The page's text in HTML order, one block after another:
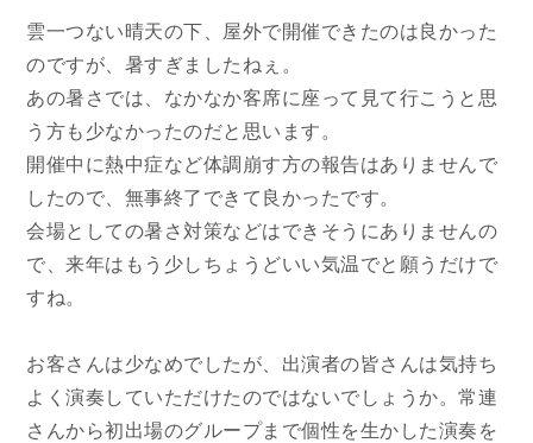
雲一つない晴天の下、屋外で開催できたのは良かった
のですが、暑すぎましたねぇ。
あの暑さでは、なかなか客席に座って見て行こうと思
う方も少なかったのだと思います。
開催中に熱中症など体調崩す方の報告はありませんで
したので、無事終了できて良かったです。
会場としての暑さ対策などはできそうにありませんの
で、来年はもう少しちょうどいい気温でと願うだけで
すね。
お客さんは少なめでしたが、出演者の皆さんは気持ち
よく演奏していただけたのではないでしょうか。常連
さんから初出場のグループまで個性を生かした演奏を